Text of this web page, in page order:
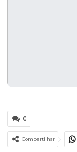
0
Compartilhar